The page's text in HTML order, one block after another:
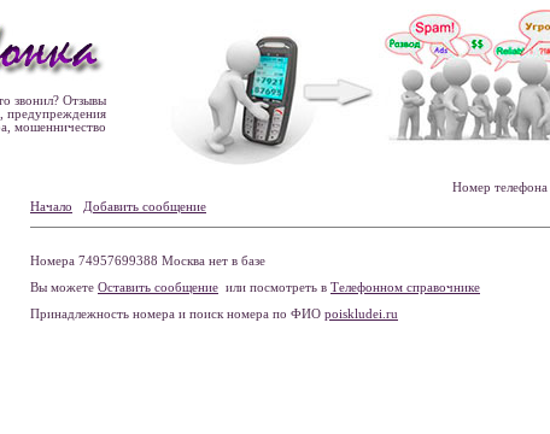
звонил? Отзывы
предупреждения
мошенничество
Номер телефона
Начало
Добавить сообщение
Номера 74957699388 Москва нет в базе
Вы можете Оставить сообщение или посмотреть в Телефонном справочнике
Принадлежность номера и поиск номера по ФИО poiskludei.ru